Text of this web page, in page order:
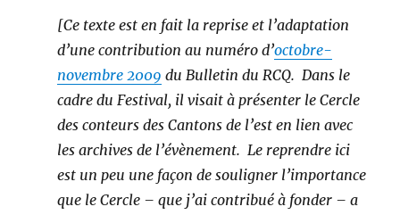
trans…
[Ce texte est en fait la reprise et l’adaptation
d’une contribution au numéro d’octobre-
novembre 2009 du Bulletin du RCQ. Dans le
cadre du Festival, il visait à présenter le Cercle
des conteurs des Cantons de l’est en lien avec
les archives de l’évènement. Le reprendre ici
est un peu une façon de souligner l’importance
que le Cercle – que j’ai contribué à fonder – a